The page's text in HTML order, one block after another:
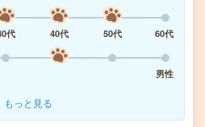
代 40代 50代
60代
男性
もっと見る